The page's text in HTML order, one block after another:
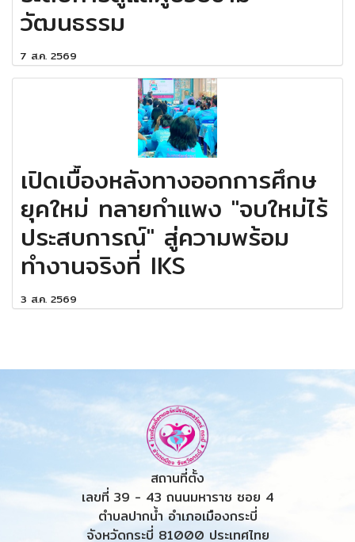
วัฒนธรรม
7 ส.ค. 2569
เปิดเบื้องหลังทางออกการศึกษ
ยุคใหม่ ทลายกำแพง "จบใหม่ไร้
ประสบการณ์" สู่ความพร้อม
ทำงานจริงที่ IKS
3 ส.ค. 2569
สถานที่ตั้ง
เลขที่ 39 - 43 ถนนมหาราช ซอย 4
ตำบลปากน้ำ อำเภอเมืองกระบี่
จังหวัดกระบี่ 81000 ประเทศไทย